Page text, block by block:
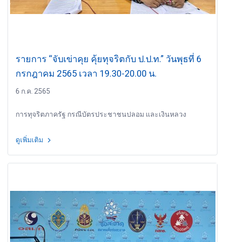
รายการ “จับเข่าคุย คุ้ยทุจริตกับ ป.ป.ท.” วันพุธที่ 6
กรกฎาคม 2565 เวลา 19.30-20.00 น.
6 ก.ค. 2565
การทุจริตภาครัฐ กรณีบัตรประชาชนปลอม และเงินหลวง
ดูเพิ่มเติม